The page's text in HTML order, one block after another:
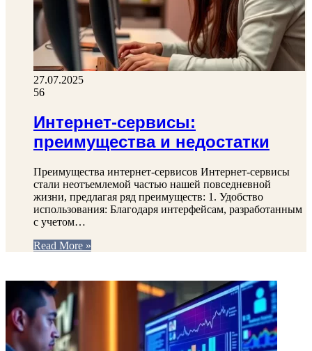
27.07.2025
56
Интернет-сервисы:
преимущества и недостатки
Преимущества интернет-сервисов Интернет-сервисы
стали неотъемлемой частью нашей повседневной
жизни, предлагая ряд преимуществ: 1. Удобство
использования: Благодаря интерфейсам, разработанным
с учетом…
Read More »